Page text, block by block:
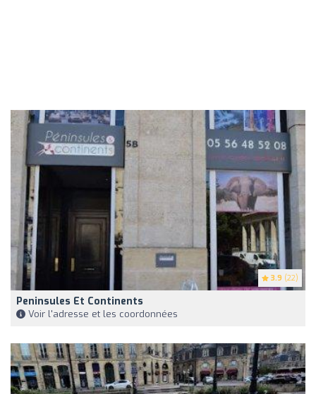
3.9 (22)
Peninsules Et Continents
Voir l'adresse et les coordonnées